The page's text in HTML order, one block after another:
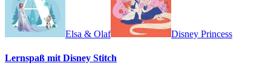
Elsa & Olaf Disney Princess
Lernspaß mit Disney Stitch